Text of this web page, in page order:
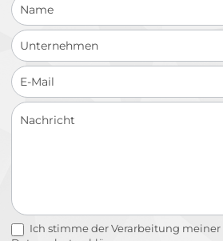
Ich stimme der Verarbeitung